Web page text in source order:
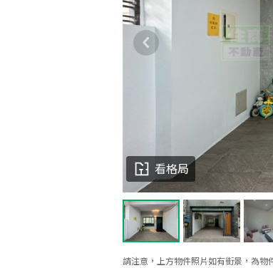
請注意，上方物件照片如有街景，為物
看格局